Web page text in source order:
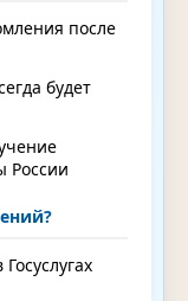
после
будет
России